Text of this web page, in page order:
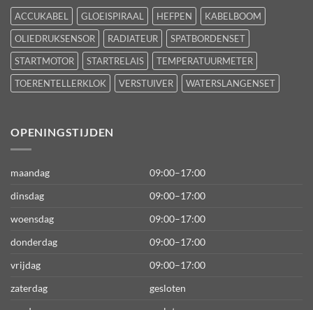
ACCUKABEL GLOEISPIRAAL HEFPEN
KABELBOOM
OLIEDRUKSENSOR
RADIATEUR
SPATBORDENSET
STARTMOTOR
STARTRELAIS
TEMPERATUURMETER
TOERENTELLERKLOK
VERSTUIVER WATERSLANGENSET
OPENINGSTIJDEN
maandag
09:00–17:00
dinsdag
09:00–17:00
woensdag
09:00–17:00
donderdag
09:00–17:00
vrijdag
09:00–17:00
zaterdag
gesloten